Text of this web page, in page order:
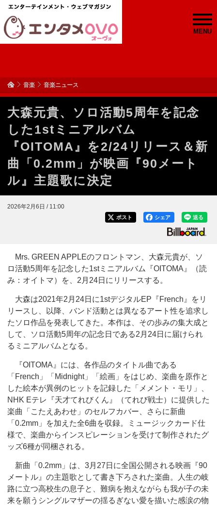
MENU
音楽 音楽ニュース
大森元貴、ソロ活動5周年を記念
した1stミニアルバム
『OITOMA』を2/24リリース＆新
曲「0.2mm」が映画『90メート
ル』主題歌に決定
2026年2月6日 / 11:00
送る
シェア
ポスト
Mrs. GREEN APPLEのフロントマン、大森元貴が、ソ
ロ活動5周年を記念した1stミニアルバム『OITOMA』（読
み：オイトマ）を、2月24日にリリースする。
大森は2021年2月24日に1stデジタルEP『French』をリ
リースし、以降、バンド活動とは異なるアート性を追求し
たソロ作品を発表してきた。本作は、その歩みの集大成と
して、ソロ活動5周年の記念日である2月24日に届けられ
るミニアルバムとなる。
『OITOMA』には、各作品のタイトル曲である
「French」「Midnight」「絵画」をはじめ、楽曲を原作と
した絵本が異例のヒットを記録した「メメント・モリ」、
NHK Eテレ『天才てれびくん』（てれび戦士）に提供した
楽曲「こたえあわせ」のセルフカバー、さらに新曲
「0.2mm」を加えた全6曲を収録。ミュージックカード仕
様で、楽曲からインスピレーションを受けて制作されたグ
ッズ6種が同梱される。
新曲「0.2mm」は、3月27日に全国公開される映画『90
メートル』の主題歌として書き下ろされた楽曲。人生の岐
路に立つ高校生の息子と、難病を抱えながらも我が子の未
来を願うシングルマザーの揺るぎない愛を描いた感涙の物